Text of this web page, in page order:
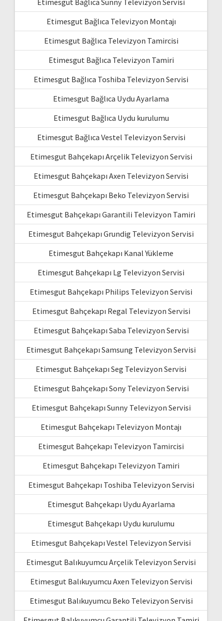
Etimesgut Bağlıca Sunny Televizyon Servisi
Etimesgut Bağlıca Televizyon Montajı
Etimesgut Bağlıca Televizyon Tamircisi
Etimesgut Bağlıca Televizyon Tamiri
Etimesgut Bağlıca Toshiba Televizyon Servisi
Etimesgut Bağlıca Uydu Ayarlama
Etimesgut Bağlıca Uydu kurulumu
Etimesgut Bağlıca Vestel Televizyon Servisi
Etimesgut Bahçekapı Arçelik Televizyon Servisi
Etimesgut Bahçekapı Axen Televizyon Servisi
Etimesgut Bahçekapı Beko Televizyon Servisi
Etimesgut Bahçekapı Garantili Televizyon Tamiri
Etimesgut Bahçekapı Grundig Televizyon Servisi
Etimesgut Bahçekapı Kanal Yükleme
Etimesgut Bahçekapı Lg Televizyon Servisi
Etimesgut Bahçekapı Philips Televizyon Servisi
Etimesgut Bahçekapı Regal Televizyon Servisi
Etimesgut Bahçekapı Saba Televizyon Servisi
Etimesgut Bahçekapı Samsung Televizyon Servisi
Etimesgut Bahçekapı Seg Televizyon Servisi
Etimesgut Bahçekapı Sony Televizyon Servisi
Etimesgut Bahçekapı Sunny Televizyon Servisi
Etimesgut Bahçekapı Televizyon Montajı
Etimesgut Bahçekapı Televizyon Tamircisi
Etimesgut Bahçekapı Televizyon Tamiri
Etimesgut Bahçekapı Toshiba Televizyon Servisi
Etimesgut Bahçekapı Uydu Ayarlama
Etimesgut Bahçekapı Uydu kurulumu
Etimesgut Bahçekapı Vestel Televizyon Servisi
Etimesgut Balıkuyumcu Arçelik Televizyon Servisi
Etimesgut Balıkuyumcu Axen Televizyon Servisi
Etimesgut Balıkuyumcu Beko Televizyon Servisi